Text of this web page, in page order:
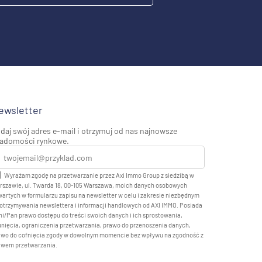
swój adres e-mail i otrzymuj od nas najnowsze
rynkowe.
Wyrażam zgodę na przetwarzanie przez Axi Immo Group z siedzibą w
ul. Twarda 18, 00-105 Warszawa, moich danych osobowych
w formularzu zapisu na newsletter w celu i zakresie niezbędnym
newslettera i informacji handlowych od AXI IMMO. Posiada
Pan prawo dostępu do treści swoich danych i ich sprostowania,
ograniczenia przetwarzania, prawo do przenoszenia danych,
do cofnięcia zgody w dowolnym momencie bez wpływu na zgodność z
przetwarzania.